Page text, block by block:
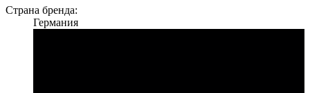
Страна бренда:
Германия